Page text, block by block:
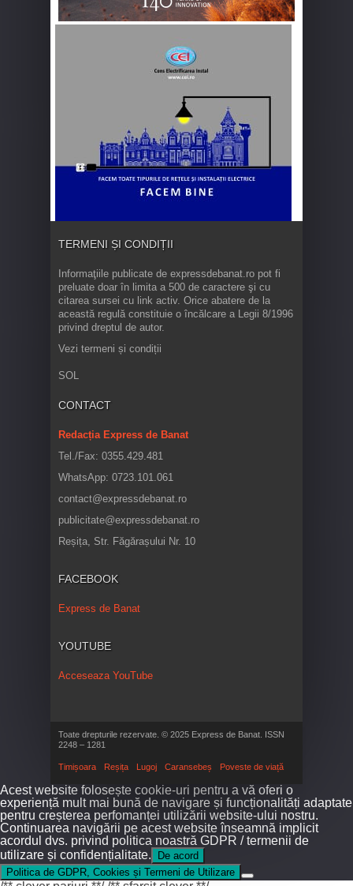
TERMENI ȘI CONDIȚII
Informaţiile publicate de expressdebanat.ro pot fi
preluate doar în limita a 500 de caractere şi cu
citarea sursei cu link activ. Orice abatere de la
această regulă constituie o încălcare a Legii 8/1996
privind dreptul de autor.
Vezi termeni și condiții
SOL
CONTACT
Redacția Express de Banat
Tel./Fax: 0355.429.481
WhatsApp: 0723.101.061
contact@expressdebanat.ro
publicitate@expressdebanat.ro
Reșița, Str. Făgărașului Nr. 10
FACEBOOK
Express de Banat
YOUTUBE
Acceseaza YouTube
Toate drepturile rezervate. © 2025 Express de Banat. ISSN
2248 – 1281
Timișoara Reșița Lugoj Caransebeș Poveste de viață
Acest website folosește cookie-uri pentru a vă oferi o
experiență mult mai bună de navigare și funcționalități adaptate
pentru creșterea perfomanței utilizării website-ului nostru.
Continuarea navigării pe acest website înseamnă implicit
acordul dvs. privind politica noastră GDPR / termenii de
utilizare și confidențialitate.
De acord
Politica de GDPR, Cookies și Termeni de Utilizare